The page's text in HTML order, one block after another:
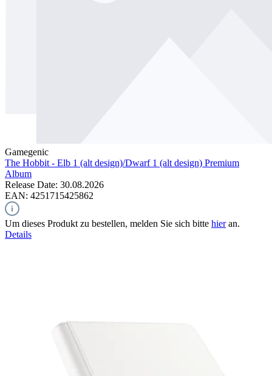
Gamegenic
The Hobbit - Elb 1 (alt design)/Dwarf 1 (alt design) Premium
Album
Release Date: 30.08.2026
EAN: 4251715425862
Um dieses Produkt zu bestellen, melden Sie sich bitte hieran.
Details